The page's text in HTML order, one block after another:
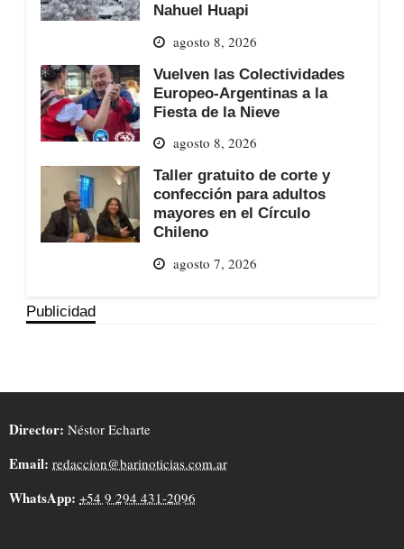
Nahuel Huapi
agosto 8, 2026
Vuelven las Colectividades
Europeo-Argentinas a la
Fiesta de la Nieve
agosto 8, 2026
Taller gratuito de corte y
confección para adultos
mayores en el Círculo
Chileno
agosto 7, 2026
Publicidad
Director: Néstor Echarte
Email: redaccion@barinoticias.com.ar
WhatsApp: +54 9 294 431-2096